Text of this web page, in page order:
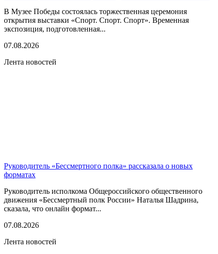
В Музее Победы состоялась торжественная церемония
открытия выставки «Спорт. Спорт. Спорт». Временная
экспозиция, подготовленная...
07.08.2026
Лента новостей
Руководитель «Бессмертного полка» рассказала о новых
форматах
Руководитель исполкома Общероссийского общественного
движения «Бессмертный полк России» Наталья Шадрина,
сказала, что онлайн формат...
07.08.2026
Лента новостей